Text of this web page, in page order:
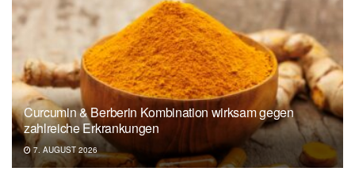
Dr. Astrid Laimighofer: Schonkost für Magen
und Darm, TRIAS, 2014
Deutsche Gesellschaft für Ernährung e. V.:
Broschüre Leichte Vollkost, 2. Auflage,
Stand: 2014,dge-medienservice.de
Deutsches Grünes Kreuz e.V.: Ernährung bei
Magen-Darm-Erkrankungen (Abruf:
18.09.2019),dgk.de
Curcumin & Berberin Kombination wirksam gegen
zahlreiche Erkrankungen
7. AUGUST 2026